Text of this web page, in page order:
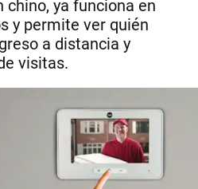
chino, ya funciona en
y permite ver quién
a distancia y
visitas.